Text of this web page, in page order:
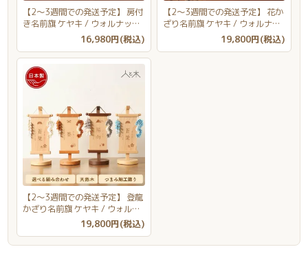
【2～3週間での発送予定】 房付
き名前旗 ケヤキ / ウォルナット
16,980円(税込)
【2～3週間での発送予定】 花か
ざり名前旗 ケヤキ / ウォルナッ
19,800円(税込)
【2～3週間での発送予定】 登龍
かざり名前旗 ケヤキ / ウォルナ
ット / ナチュラル19,800円(税込)